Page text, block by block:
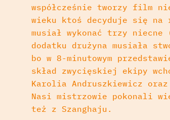
współcześnie tworzy film
wieku ktoś decyduje się na
musiał wykonać trzy
dodatku drużyna musiała
bo w 8-minutowym
skład zwycięskiej ekipy
Karolia Andruszkiewicz
Nasi mistrzowie pokonali
też z Szanghaju.